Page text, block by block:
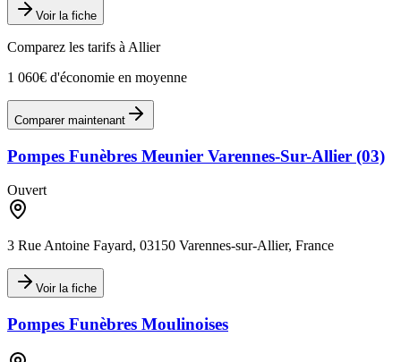
Voir la fiche
Comparez les tarifs à Allier
1 060€ d'économie en moyenne
Comparer maintenant
Pompes Funèbres Meunier Varennes-Sur-Allier (03)
Ouvert
3 Rue Antoine Fayard, 03150 Varennes-sur-Allier, France
Voir la fiche
Pompes Funèbres Moulinoises